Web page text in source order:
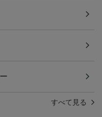
すべて見る